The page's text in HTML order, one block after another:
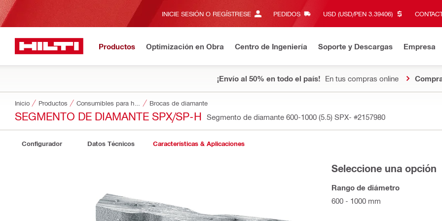
INICIE SESIÓN O REGÍSTRESE PEDIDOS USD (USD/PEN 3.39406)‎
Productos Optimización en Obra Centro de Ingeniería Soporte y Descargas Empresa
¡Envío al 50% en todo el país! En tus compras online
Inicio Productos Brocas de diamante
SEGMENTO DE DIAMANTE SPX/SP-H Segmento de diamante 600-1000 (5.5) SPX- #2157980
Configurador Datos Técnicos Características & Aplicaciones
Seleccione una opción
Rango de diámetro
600 - 1000 mm